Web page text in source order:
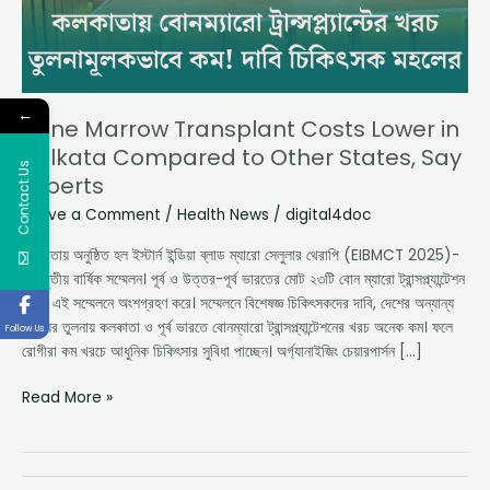
Bone Marrow Transplant Costs Lower in
Kolkata Compared to Other States, Say
Experts
Leave a Comment / Health News / digital4doc
কলকাতায় অনুষ্ঠিত হল ইস্টার্ন ইন্ডিয়া ব্লাড ম্যারো সেলুলার থেরাপি (EIBMCT 2025)-
এর তৃতীয় বার্ষিক সম্মেলন। পূর্ব ও উত্তর-পূর্ব ভারতের মোট ২৩টি বোন ম্যারো ট্রান্সপ্ল্যান্টেশন
কেন্দ্র এই সম্মেলনে অংশগ্রহণ করে। সম্মেলনে বিশেষজ্ঞ চিকিৎসকদের দাবি, দেশের অন্যান্য
রাজ্যের তুলনায় কলকাতা ও পূর্ব ভারতে বোনম্যারো ট্রান্সপ্ল্যান্টেশনের খরচ অনেক কম। ফলে
রোগীরা কম খরচে আধুনিক চিকিৎসার সুবিধা পাচ্ছেন। অর্গ্যানাইজিং চেয়ারপার্সন […]
to
States,
Say
Experts
Read More »
←
Contact Us
Follow Us